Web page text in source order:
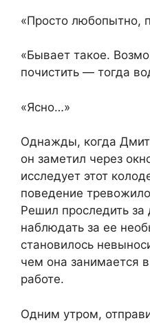
«Просто любопытно,
«Бывает такое.
почистить — тогда
«Ясно…»
Однажды, когда
он заметил через
исследует этот
поведение
Решил проследить за
наблюдать за ее
становилось
чем она занимается
работе.
Одним утром,